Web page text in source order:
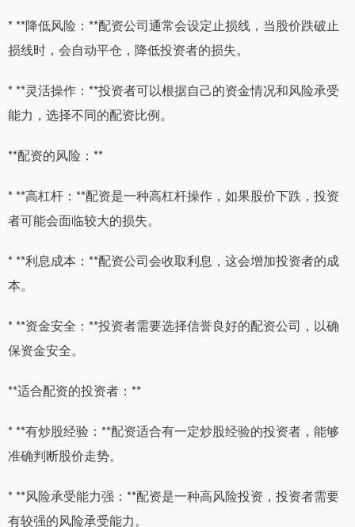
* **降低风险：**配资公司通常会设定止损线，当股价跌破止
损线时，会自动平仓，降低投资者的损失。
* **灵活操作：**投资者可以根据自己的资金情况和风险承受
能力，选择不同的配资比例。
**配资的风险：**
* **高杠杆：**配资是一种高杠杆操作，如果股价下跌，投资
者可能会面临较大的损失。
* **利息成本：**配资公司会收取利息，这会增加投资者的成
本。
* **资金安全：**投资者需要选择信誉良好的配资公司，以确
保资金安全。
**适合配资的投资者：**
* **有炒股经验：**配资适合有一定炒股经验的投资者，能够
准确判断股价走势。
* **风险承受能力强：**配资是一种高风险投资，投资者需要
有较强的风险承受能力。